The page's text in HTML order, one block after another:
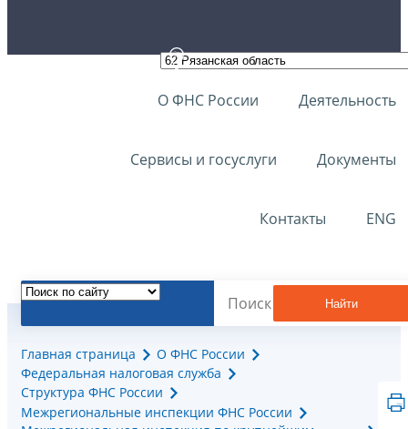
О ФНС России Деятельность
Сервисы и госуслуги Документы
Контакты ENG
Найти
Главная страница
О ФНС России
Федеральная налоговая служба
Структура ФНС России
Межрегиональные инспекции ФНС России